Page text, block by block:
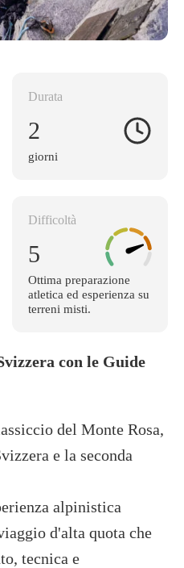
Durata
2
giorni
Difficoltà
5
Ottima preparazione
atletica ed esperienza su
terreni misti.
con le Guide
del Monte Rosa,
e la seconda
alpinistica
d'alta quota che
tecnica e